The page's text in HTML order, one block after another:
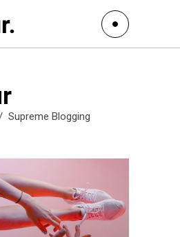
Supreme Blogging